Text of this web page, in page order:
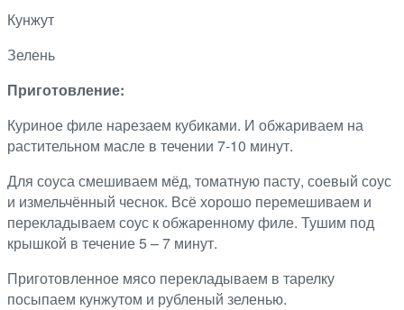
Кунжут
Зелень
Приготовление:
Куриное филе нарезаем кубиками. И обжариваем на
растительном масле в течении 7-10 минут.
Для соуса смешиваем мёд, томатную пасту, соевый соус
и измельчённый чеснок. Всё хорошо перемешиваем и
перекладываем соус к обжаренному филе. Тушим под
крышкой в течение 5 – 7 минут.
Приготовленное мясо перекладываем в тарелку
посыпаем кунжутом и рубленый зеленью.